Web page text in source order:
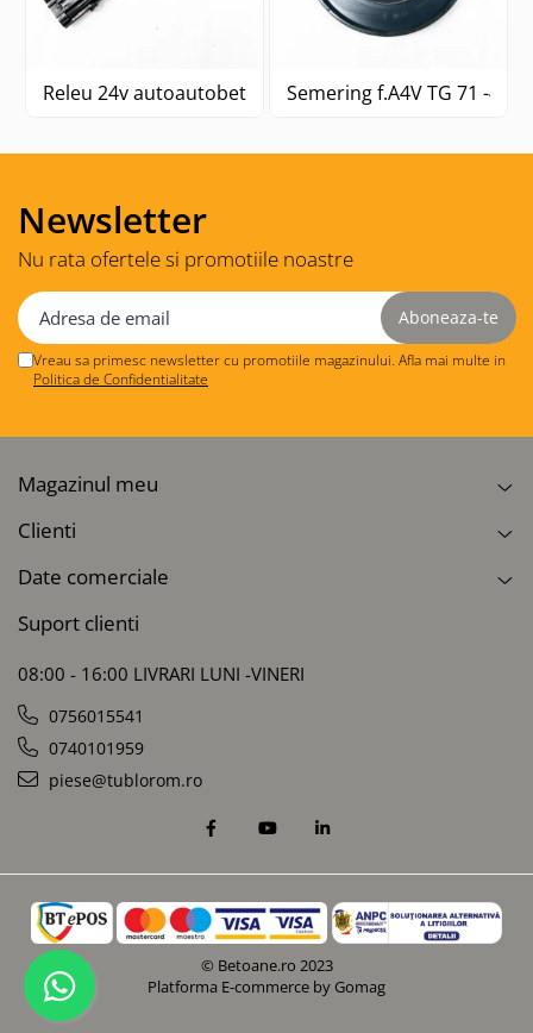
Releu 24v autoautobetonieră Semering f.A4V TG 71
Newsletter
Nu rata ofertele si promotiile noastre
Vreau sa primesc newsletter cu promotiile magazinului. Afla mai multe in
Politica de Confidentialitate
Magazinul meu
Clienti
Date comerciale
Suport clienti
08:00 - 16:00 LIVRARI LUNI -VINERI
0756015541
0740101959
piese@tublorom.ro
© Betoane.ro 2023
Platforma E-commerce by Gomag